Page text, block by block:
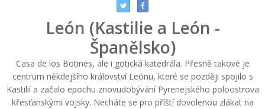
León (Kastilie a León -
Španělsko)
Casa de los Botines, ale i gotická katedrála. Přesně takové je
centrum někdejšího království Leónu, které se později spojilo s
Kastilií a začalo epochu znovudobývání Pyrenejského poloostrova
křesťanskými vojsky. Necháte se pro příští dovolenou zlákat na